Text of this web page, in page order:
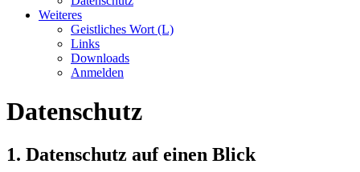
Weiteres
Geistliches Wort (L)
Links
Downloads
Anmelden
Datenschutz
1. Datenschutz auf einen Blick